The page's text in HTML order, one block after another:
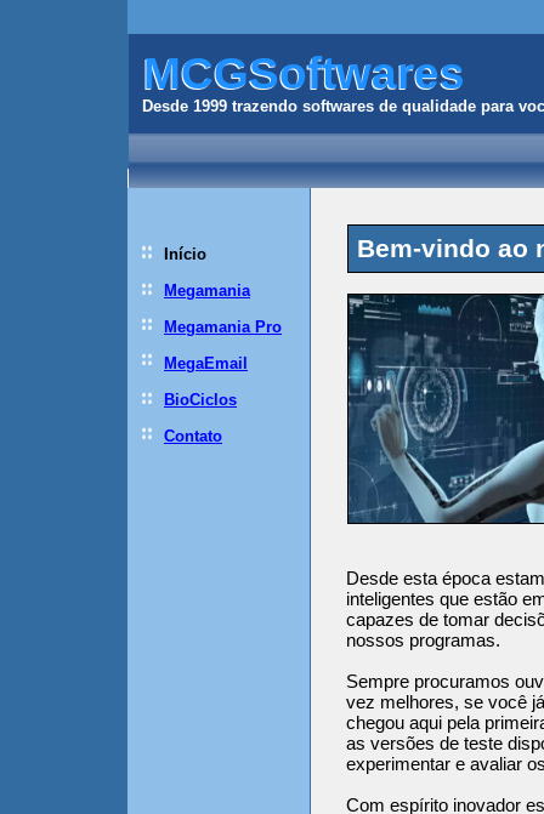
Início
Megamania
Megamania Pro
MegaEmail
BioCiclos
Contato
Desde 1999 trazendo softwares de qualidade para
MCGSoftwares
MCGSoftwares
Desde esta época
inteligentes que estão
capazes de tomar
nossos programas.
Sempre procuramos
vez melhores, se você
chegou aqui pela
as versões de teste
experimentar e avaliar
Com espírito inovador
Bem-vindo ao